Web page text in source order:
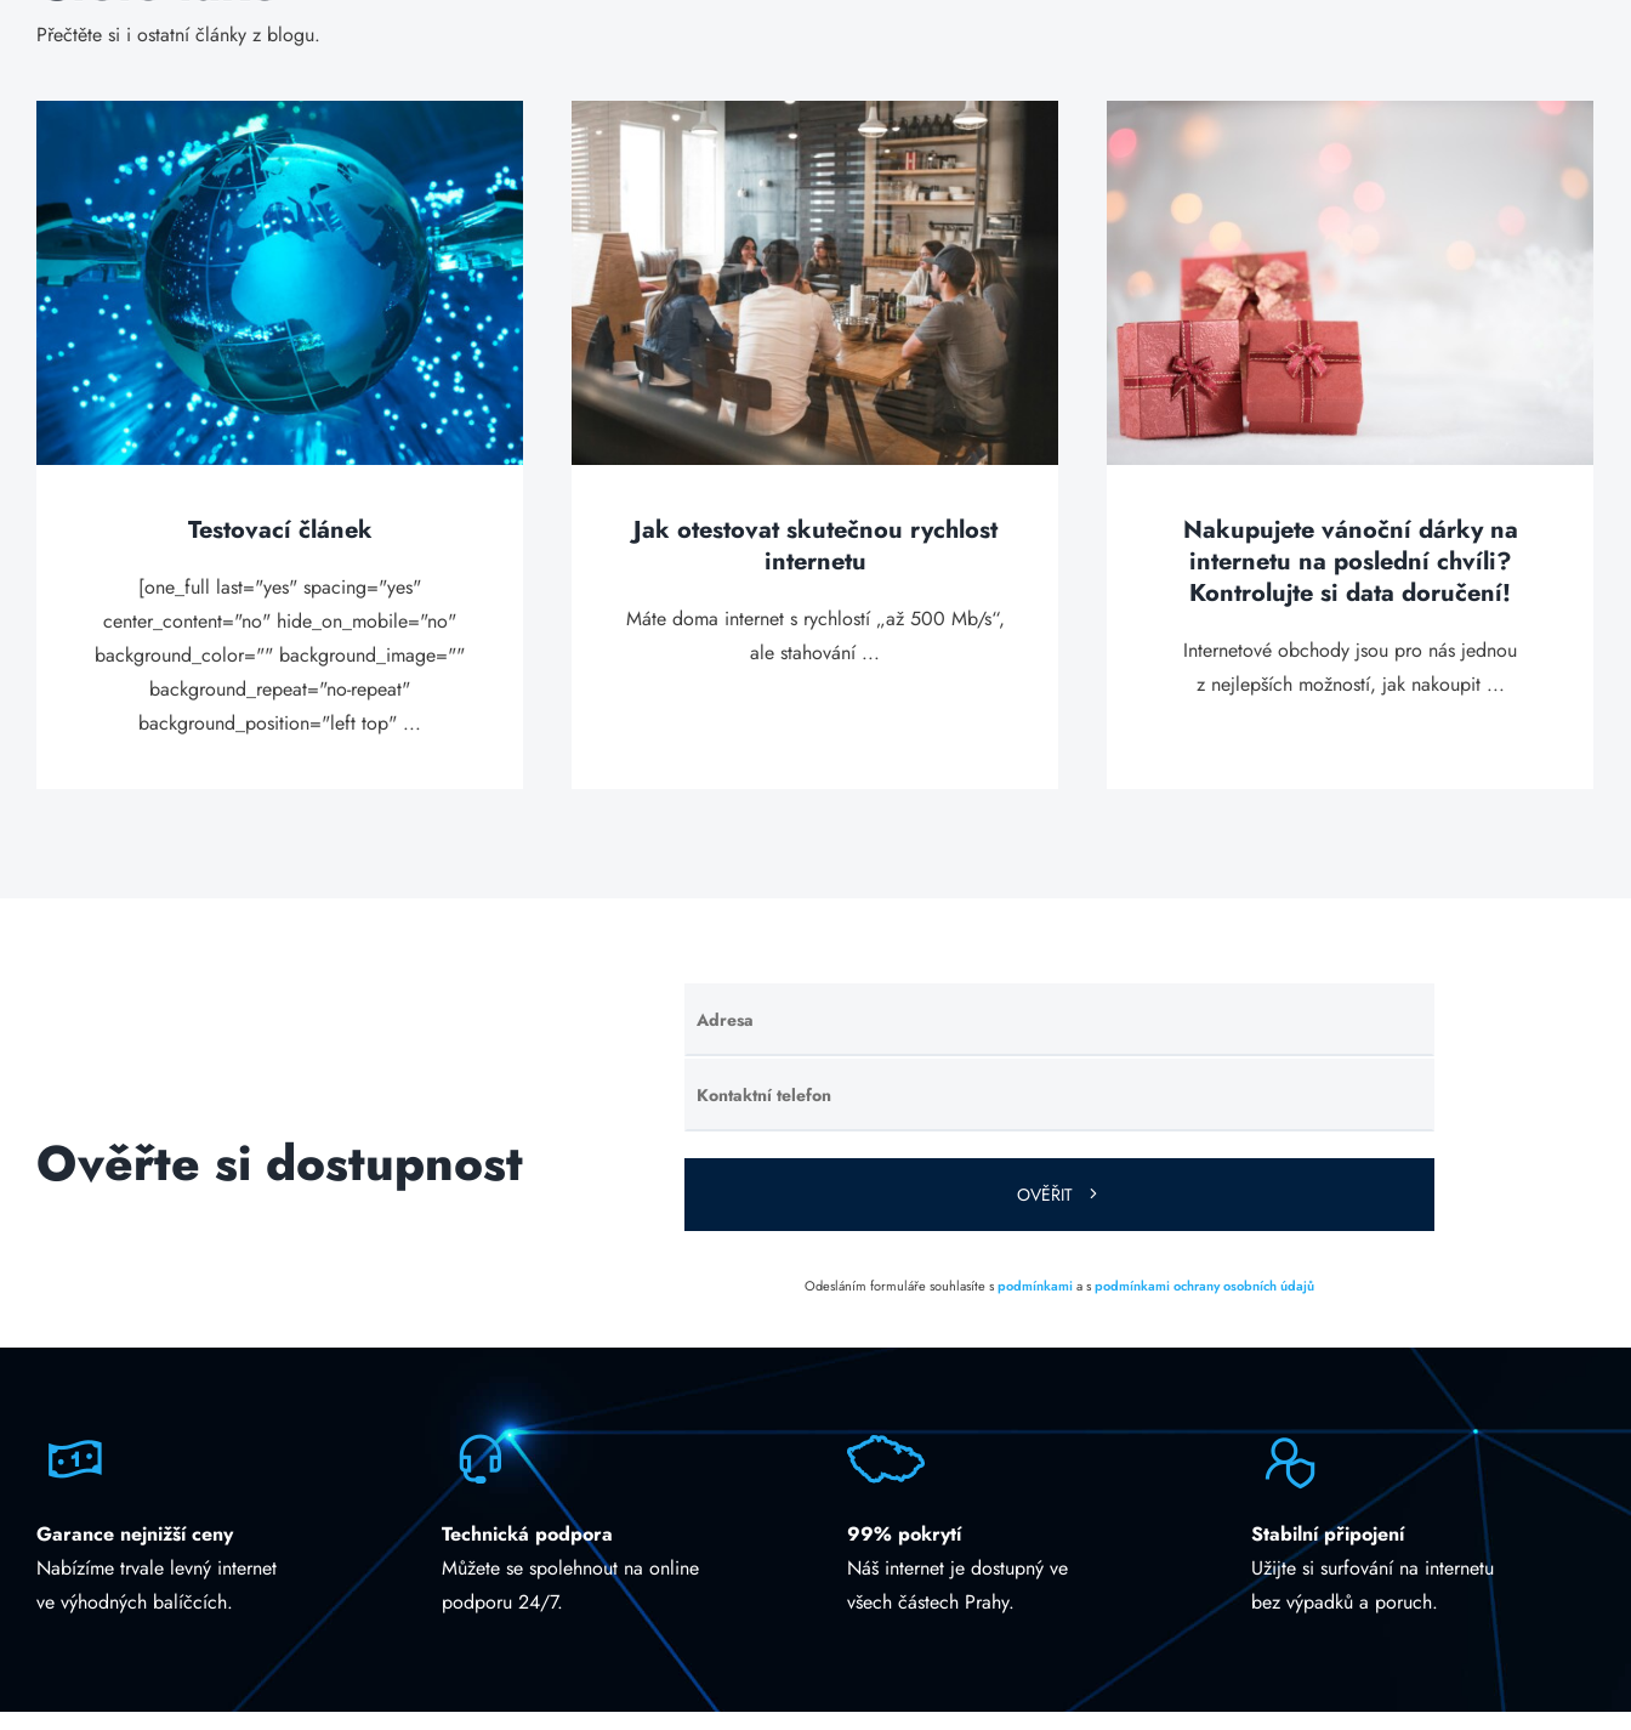
Přečtěte si i ostatní články z blogu.
Testovací článek
[one_full last="yes" spacing="yes"
center_content="no" hide_on_mobile="no"
background_color="" background_image=""
background_repeat="no-repeat"
background_position="left top" ...
Jak otestovat skutečnou rychlost
internetu
Máte doma internet s rychlostí „až 500 Mb/s“,
ale stahování ...
Nakupujete vánoční dárky na
internetu na poslední chvíli?
Kontrolujte si data doručení!
Internetové obchody jsou pro nás jednou
z nejlepších možností, jak nakoupit ...
Ověřte si dostupnost
Adresa
Ponechte
toto pole
prázdné.
Kontaktní telefon
Ponechte
toto pole
prázdné.
OVĚŘIT
Odesláním formuláře souhlasíte spodmínkamia spodmínkami ochrany osobních údajů
Garance nejnižší ceny
Nabízíme trvale levný internet
ve výhodných balíčcích.
Technická podpora
Můžete se spolehnout na online
podporu 24/7.
99% pokrytí
Náš internet je dostupný ve
všech částech Prahy.
Stabilní připojení
Užijte si surfování na internetu
bez výpadků a poruch.